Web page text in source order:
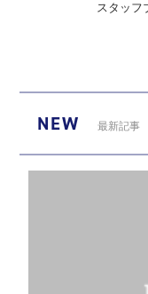
スタッフ
NEW 最新記事